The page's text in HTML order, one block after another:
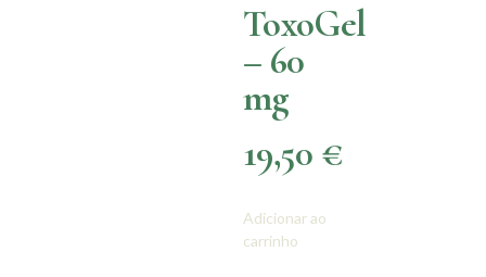
ToxoGel
– 60
mg
19,50 €
Adicionar ao
carrinho